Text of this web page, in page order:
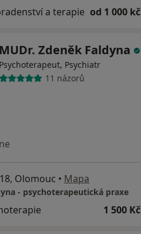
a terapie od 1 000 kč
MUDr. Zdeněk Faldyna
Psychoterapeut, Psychiatr
11 názorů
Olomouc • Mapa
- psychoterapeutická praxe
1 500 Kč